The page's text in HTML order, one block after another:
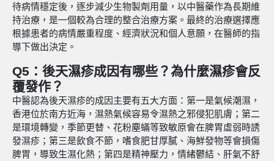
待病情穩定後，逐步減少生物製劑用量，以中醫藥作為長期維
持治療，是一個較為合理的整合治療方案。最終的治療選擇應
根據患者的病情嚴重程度、經濟狀況和個人意願，在醫師的指
導下做出決定。
Q5：後天濕疹成因有哪些？為什麼濕疹會反
覆發作？
中醫認為後天濕疹的成因主要有五大方面：第一是氣候潮濕，
香港位於南方近海，濕熱氣候容易令濕熱之邪侵犯肌膚；第二
是環境轉變，季節更替、花粉塵蟎等致敏原會在脾胃虛弱時誘
發濕疹；第三是飲食不節，嗜食肥甘厚膩、海鮮發物等會損傷
脾胃，導致生濕化熱；第四是精神壓力，情緒鬱結、肝氣不舒